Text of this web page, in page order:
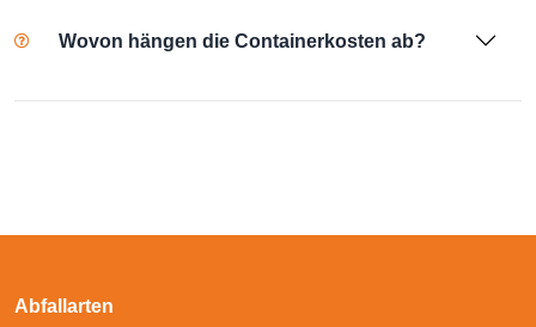
Wovon hängen die Containerkosten ab?
Abfallarten